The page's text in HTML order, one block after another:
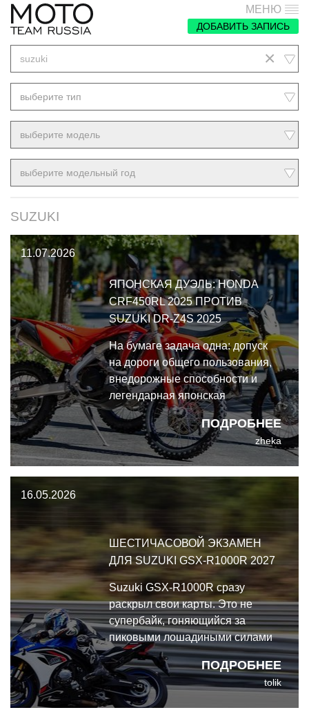
МЕНЮ
ДОБАВИТЬ ЗАПИСЬ
×
suzuki
выберите тип
выберите модель
выберите модельный год
SUZUKI
11.07.2026
ЯПОНСКАЯ ДУЭЛЬ: HONDA
CRF450RL 2025 ПРОТИВ
SUZUKI DR-Z4S 2025
ПОДРОБНЕЕ
На бумаге задача одна: допуск
на дороги общего пользования,
внедорожные способности и
легендарная японская
надёжность. В реальности эти
два мотоцикла решают общую
задачу принципиально разными
путями.
zheka
16.05.2026
ШЕСТИЧАСОВОЙ ЭКЗАМЕН
ДЛЯ SUZUKI GSX-R1000R 2027
ПОДРОБНЕЕ
Suzuki GSX-R1000R сразу
раскрыл свои карты. Это не
супербайк, гоняющийся за
пиковыми лошадиными силами
на диностенде или
выставляющий напоказ
прижимную силу сложнейших
аэродинамических элементов.
tolik